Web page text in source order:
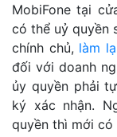
MobiFone tại
có thể uỷ quyền
chính chủ, làm
đối với doanh
ủy quyền phải
ký xác nhận.
quyền thì mới có